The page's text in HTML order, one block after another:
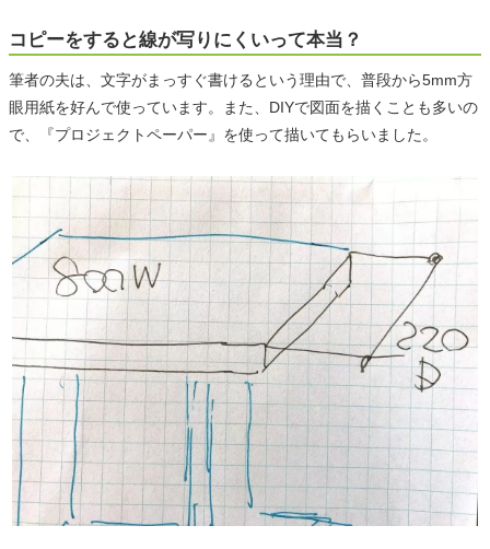
コピーをすると線が写りにくいって本当？
筆者の夫は、文字がまっすぐ書けるという理由で、普段から5mm方
眼用紙を好んで使っています。また、DIYで図面を描くことも多いの
で、『プロジェクトペーパー』を使って描いてもらいました。